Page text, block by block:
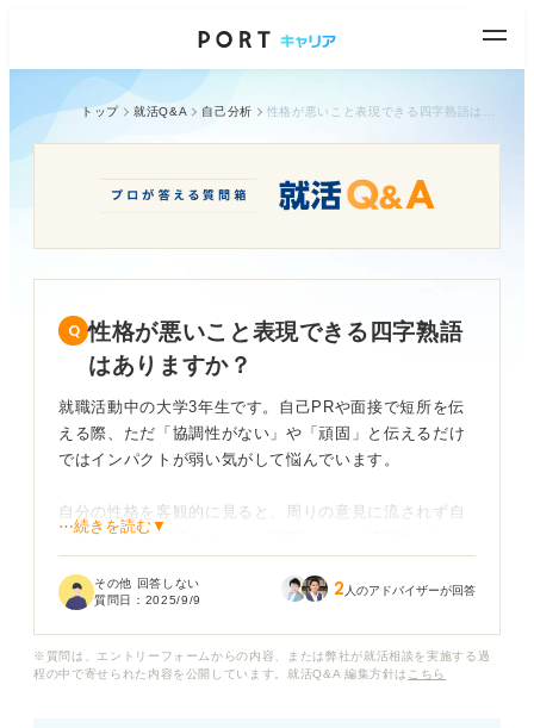
トップ 就活Q&A 自己分析
性格が悪いこと表現できる四字熟語
はありますか？
就職活動中の大学3年生です。自己PRや面接で短所を伝
える際、ただ「協調性がない」や「頑固」と伝えるだけ
ではインパクトが弱い気がして悩んでいます。
自分の性格を客観的に見ると、周りの意見に流されず自
分の考えを強く持つあまり、周囲からは「協調性がな
かし、これは「芯が強い」という長所にもつながる部分
このような、一見するとネガティブな性格を、面接官の
⋯続きを読む▼
その他 回答しない
質問日： 2025/9/9 2 人のアドバイザーが回答
※質問は、エントリーフォームからの内容、または弊社が就活相談を実施する過
程の中で寄せられた内容を公開しています。就活Q&A 編集方針は こちら